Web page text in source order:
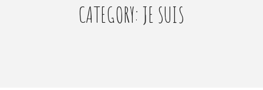
CATEGORY: JE SUIS